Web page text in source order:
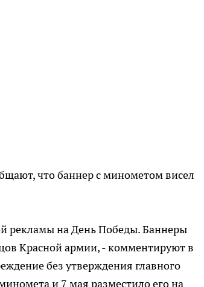
что баннер с минометом висел
рекламы на День По­беды. Баннеры
Крас­ной армии, - комментируют в
без утверждения главного
и 7 мая разместило его на